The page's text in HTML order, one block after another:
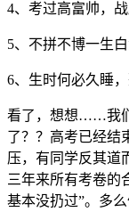
4、考过高富帅，战
5、不拼不博一生
6、生时何必久睡，
看了，想想……我
了？？高考已经结
压，有同学反其道
三年来所有考卷的
基本没扔过”。多